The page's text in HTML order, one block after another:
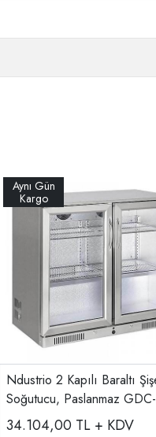
Ndustrio 2 Kapılı Baraltı
Soğutucu, Paslanmaz
SS
34.104,00 TL + KDV